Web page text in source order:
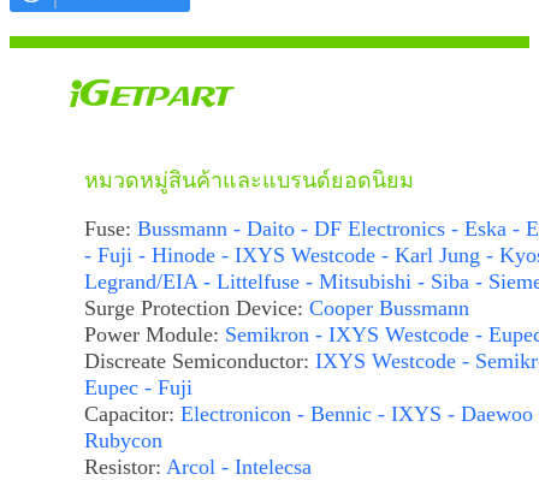
หมวดหมู่สินค้าและแบรนด์ยอดนิยม
Fuse: Bussmann - Daito - DF Electronics - Eska -
- Fuji - Hinode - IXYS Westcode - Karl Jung -
Legrand/EIA - Littelfuse - Mitsubishi - Siba -
Surge Protection Device: Cooper Bussmann
Power Module: Semikron - IXYS Westcode -
Discreate Semiconductor: IXYS Westcode -
Eupec - Fuji
Capacitor: Electronicon - Bennic - IXYS - Daewoo
Rubycon
Resistor: Arcol - Intelecsa